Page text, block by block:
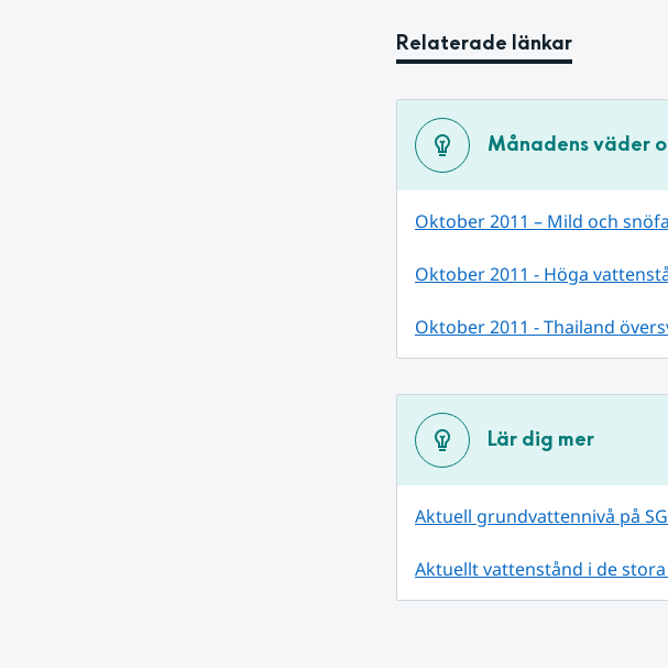
Relaterade länkar
Månadens väder
Oktober 2011 – Mild och
Oktober 2011 - Höga
Oktober 2011 - Thailand
Lär dig mer
Aktuell grundvattennivå på
Aktuellt vattenstånd i de